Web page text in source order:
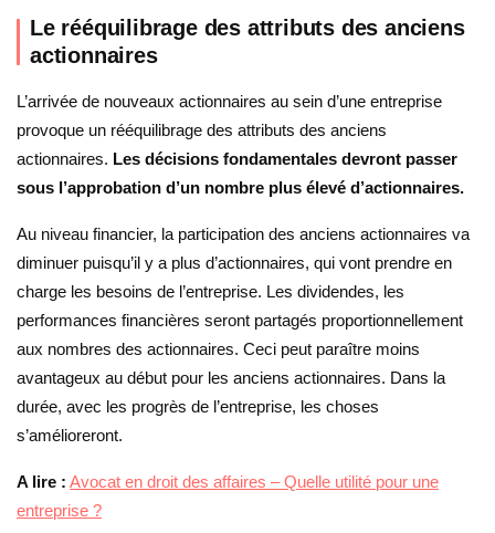
Le rééquilibrage des attributs des anciens
actionnaires
L’arrivée de nouveaux actionnaires au sein d’une entreprise
provoque un rééquilibrage des attributs des anciens
actionnaires. Les décisions fondamentales devront passer
sous l’approbation d’un nombre plus élevé d’actionnaires.
Au niveau financier, la participation des anciens actionnaires va
diminuer puisqu’il y a plus d’actionnaires, qui vont prendre en
charge les besoins de l’entreprise. Les dividendes, les
performances financières seront partagés proportionnellement
aux nombres des actionnaires. Ceci peut paraître moins
avantageux au début pour les anciens actionnaires. Dans la
durée, avec les progrès de l’entreprise, les choses
s’amélioreront.
A lire : Avocat en droit des affaires – Quelle utilité pour une
entreprise ?